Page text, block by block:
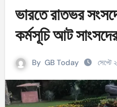
ভারতে রাতভর
কর্মসূচি আট
By GB Today সেপ্টে